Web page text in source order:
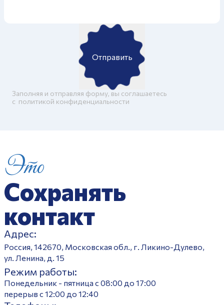
Отправить
Заполняя и отправляя форму, вы соглашаетесь
c политикой конфиденциальности
Это
Сохранять
контакт
Адрес:
Россия, 142670, Московская обл., г. Ликино-Дулево,
ул. Ленина, д. 15
Режим работы:
Понедельник - пятница с 08:00 до 17:00
перерыв с 12:00 до 12:40